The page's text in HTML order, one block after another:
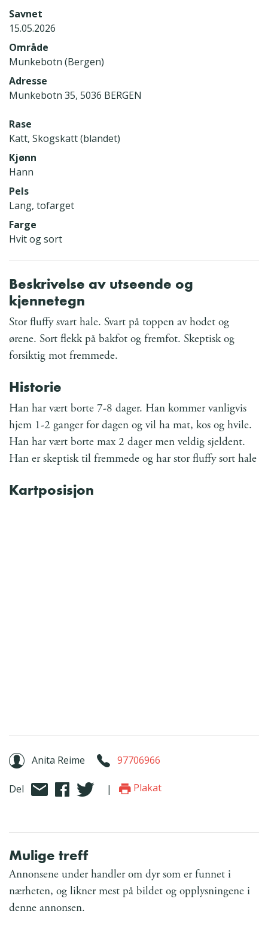
Savnet
15.05.2026
Område
Munkebotn (Bergen)
Adresse
Munkebotn 35, 5036 BERGEN
Rase
Katt, Skogskatt (blandet)
Kjønn
Hann
Pels
Lang, tofarget
Farge
Hvit og sort
Beskrivelse av utseende og
kjennetegn
Stor fluffy svart hale. Svart på toppen av hodet og
ørene. Sort flekk på bakfot og fremfot. Skeptisk og
forsiktig mot fremmede.
Historie
Han har vært borte 7-8 dager. Han kommer vanligvis
hjem 1-2 ganger for dagen og vil ha mat, kos og hvile.
Han har vært borte max 2 dager men veldig sjeldent.
Han er skeptisk til fremmede og har stor fluffy sort hale
Kartposisjon
Anita Reime 97706966
Del | Plakat
Mulige treff
Annonsene under handler om dyr som er funnet i
nærheten, og likner mest på bildet og opplysningene i
denne annonsen.